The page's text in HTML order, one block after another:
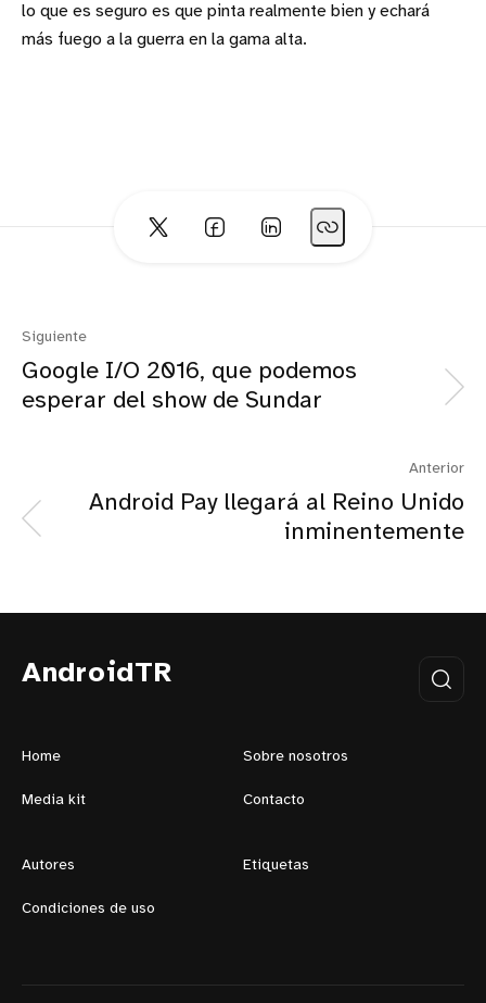
lo que es seguro es que pinta realmente bien y echará
más fuego a la guerra en la gama alta.
Siguiente
Google I/O 2016, que podemos
esperar del show de Sundar
Anterior
Android Pay llegará al Reino Unido
inminentemente
AndroidTR
Home Sobre nosotros
Media kit Contacto
Autores Etiquetas
Condiciones de uso